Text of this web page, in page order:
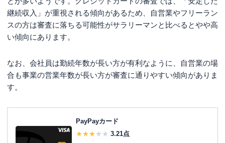
継続収入」が重視される傾向があるため、自営業やフリーラン
スの方は審査に落ちる可能性がサラリーマンと比べるとやや高
い傾向にあります。
なお、会社員は勤続年数が長い方が有利なように、自営業の場
合も事業の営業年数が長い方が審査に通りやすい傾向がありま
す。
PayPayカード
3.21点